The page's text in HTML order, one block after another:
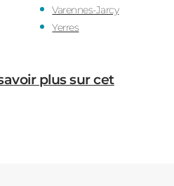
Varennes-Jarcy
Yerres
plus sur cet